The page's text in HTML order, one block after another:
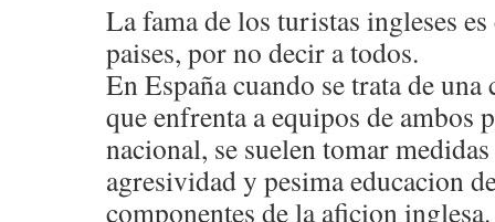
La fama de los turistas ingleses
paises, por no decir a todos.
En España cuando se trata de
que enfrenta a equipos de ambos
nacional, se suelen tomar
agresividad y pesima educacion
componentes de la aficion inglesa.